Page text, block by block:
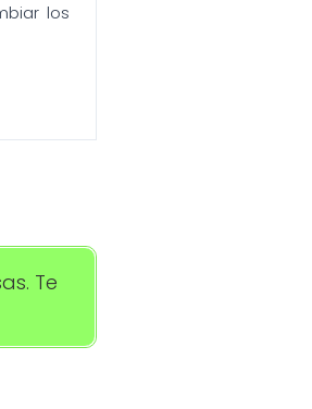
los
Te